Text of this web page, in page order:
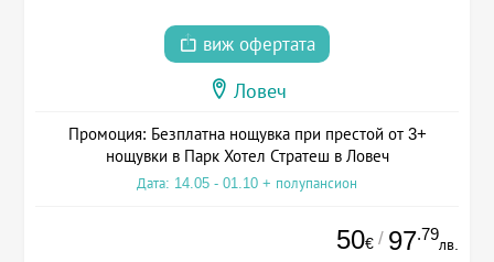
виж офертата
Ловеч
Промоция: Безплатна нощувка при престой от 3+
нощувки в Парк Хотел Стратеш в Ловеч
Дата: 14.05 - 01.10 + полупансион
50€ / 97.79
лв.